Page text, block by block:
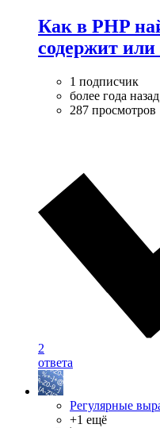
Как в PHP
содержит
1 подписчик
более года назад
287 просмотров
2
ответа
Регулярные
+1 ещё